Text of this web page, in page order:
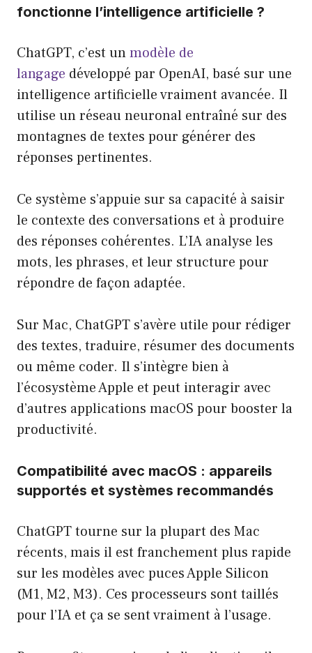
fonctionne l’intelligence artificielle ?
ChatGPT, c’est unmodèle de
langage développé par OpenAI, basé sur une
intelligence artificielle vraiment avancée. Il
utilise un réseau neuronal entraîné sur des
montagnes de textes pour générer des
réponses pertinentes.
Ce système s’appuie sur sa capacité à saisir
le contexte des conversations et à produire
des réponses cohérentes. L’IA analyse les
mots, les phrases, et leur structure pour
répondre de façon adaptée.
Sur Mac, ChatGPT s’avère utile pour rédiger
des textes, traduire, résumer des documents
ou même coder. Il s’intègre bien à
l’écosystème Apple et peut interagir avec
d’autres applications macOS pour booster la
productivité.
Compatibilité avec macOS : appareils
supportés et systèmes recommandés
ChatGPT tourne sur la plupart des Mac
récents, mais il est franchement plus rapide
sur les modèles avec puces Apple Silicon
(M1, M2, M3). Ces processeurs sont taillés
pour l’IA et ça se sent vraiment à l’usage.